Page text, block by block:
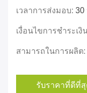
เวลาการส่งมอบ: 30
เงื่อนไขการชำระเงิ
สามารถในการผลิต:
รับราคาที่ดีที่